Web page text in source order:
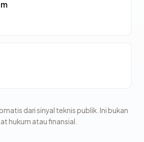
dari sinyal teknis publik. Ini bukan
hukum atau finansial.